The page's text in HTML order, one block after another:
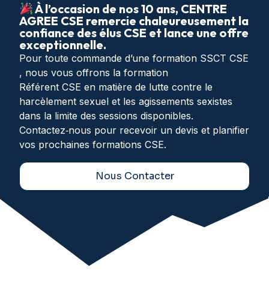
À l’occasion de nos 10 ans, CENTRE
AGREE CSE remercie chaleureusement la
confiance des élus CSE et lance une offre
exceptionnelle.
Pour toute commande d’une formation SSCT CSE
, nous vous offrons la formation
Référent CSE en matière de lutte contre le
harcèlement sexuel et les agissements sexistes
dans la limite des sessions disponibles.
Contactez‑nous pour recevoir un devis et planifier
vos prochaines formations CSE.
Nous Contacter